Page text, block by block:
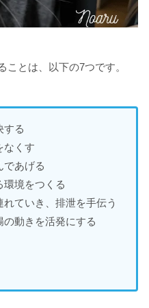
とは、以下の7つです。
する
なくす
であげる
環境をつくる
ていき、排泄を手伝う
動きを活発にする